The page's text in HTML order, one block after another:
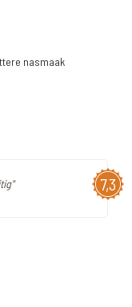
nasmaak
7,3